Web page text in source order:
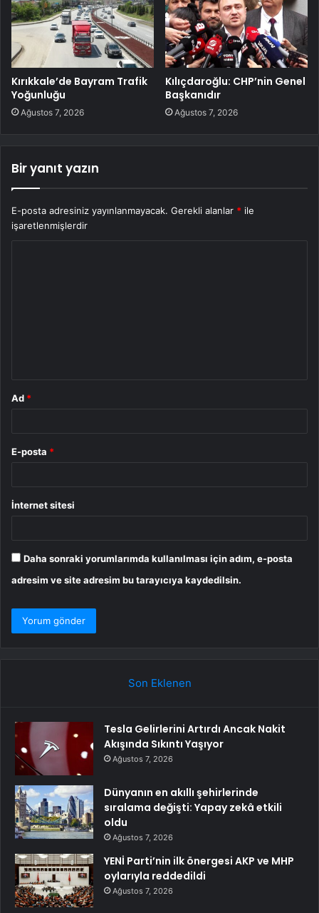
Kırıkkale’de Bayram Trafik
Yoğunluğu
Ağustos 7, 2026
Kılıçdaroğlu: CHP’nin Genel
Başkanıdır
Ağustos 7, 2026
Bir yanıt yazın
E-posta adresiniz yayınlanmayacak. Gerekli alanlar * ile
işaretlenmişlerdir
Ad *
E-posta *
İnternet sitesi
Daha sonraki yorumlarımda kullanılması için adım, e-posta
adresim ve site adresim bu tarayıcıya kaydedilsin.
Son Eklenen
Tesla Gelirlerini Artırdı Ancak Nakit
Akışında Sıkıntı Yaşıyor
Ağustos 7, 2026
Dünyanın en akıllı şehirlerinde
sıralama değişti: Yapay zekâ etkili
oldu
Ağustos 7, 2026
YENİ Parti’nin ilk önergesi AKP ve MHP
oylarıyla reddedildi
Ağustos 7, 2026